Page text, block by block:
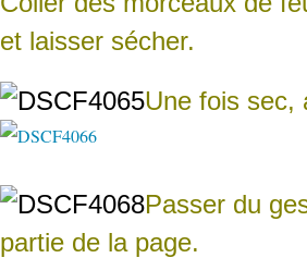
et laisser sécher.
Une fois sec,
Passer du
partie de la page.